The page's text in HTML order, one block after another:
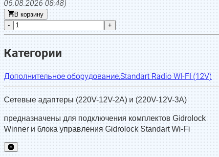
06.08.2026 08:48)
В корзину
-
+
Категории
Дополнительное оборудование,Standart Radio WI-FI (12V)
Сетевые адаптеры (220V-12V-2A) и (220V-12V-3A)
предназначены для подключения комплектов Gidrolock
Winner и блока управления Gidrolock Standart Wi-Fi